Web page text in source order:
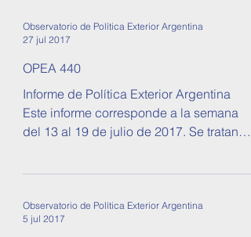
27 jul 2017
OPEA 440
Informe de Política Exterior Argentina
Este informe corresponde a la semana
temas sobre...